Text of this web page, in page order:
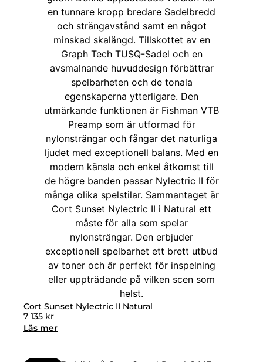
Cort Sunset Nylectric II Natural
7 135 kr
Läs mer